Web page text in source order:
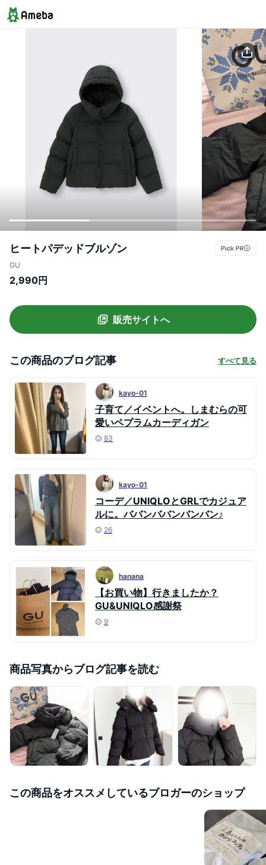
ヒートパデッドブルゾン
GU
2,990円
販売サイトへ
この商品のブログ記事 すべて見る
kayo-01
子育て／イベントへ。しまむらの可
愛いペプラムカーディガン
83
kayo-01
コーデ／UNIQLOとGRLでカジュア
ルに。ババンババンバンバン♪
26
hanana
【お買い物】行きましたか？
GU&UNIQLO感謝祭
9
商品写真からブログ記事を読む
この商品をオススメしているブロガーのショップ